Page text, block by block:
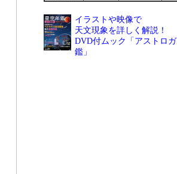
イラストや映像で
天文現象を詳しく解説！
DVD付ムック「アストロ
鑑」